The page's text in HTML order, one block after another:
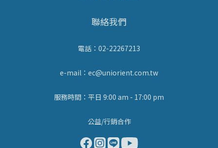
聯絡我們
電話：02-22267213
e-mail：ec@uniorient.com.tw
服務時間：平日 9:00 am - 17:00 pm
公益/行銷合作